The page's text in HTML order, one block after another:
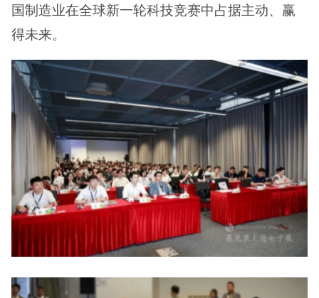
国制造业在全球新一轮科技竞赛中占据主动、赢
得未来。